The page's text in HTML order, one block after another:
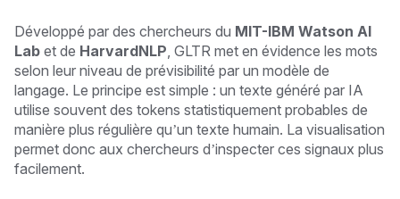
Développé par des chercheurs du MIT-IBM Watson AI
Lab et de HarvardNLP , GLTR met en évidence les mots
selon leur niveau de prévisibilité par un modèle de
langage. Le principe est simple : un texte généré par IA
utilise souvent des tokens statistiquement probables de
manière plus régulière qu’un texte humain. La visualisation
permet donc aux chercheurs d’inspecter ces signaux plus
facilement.